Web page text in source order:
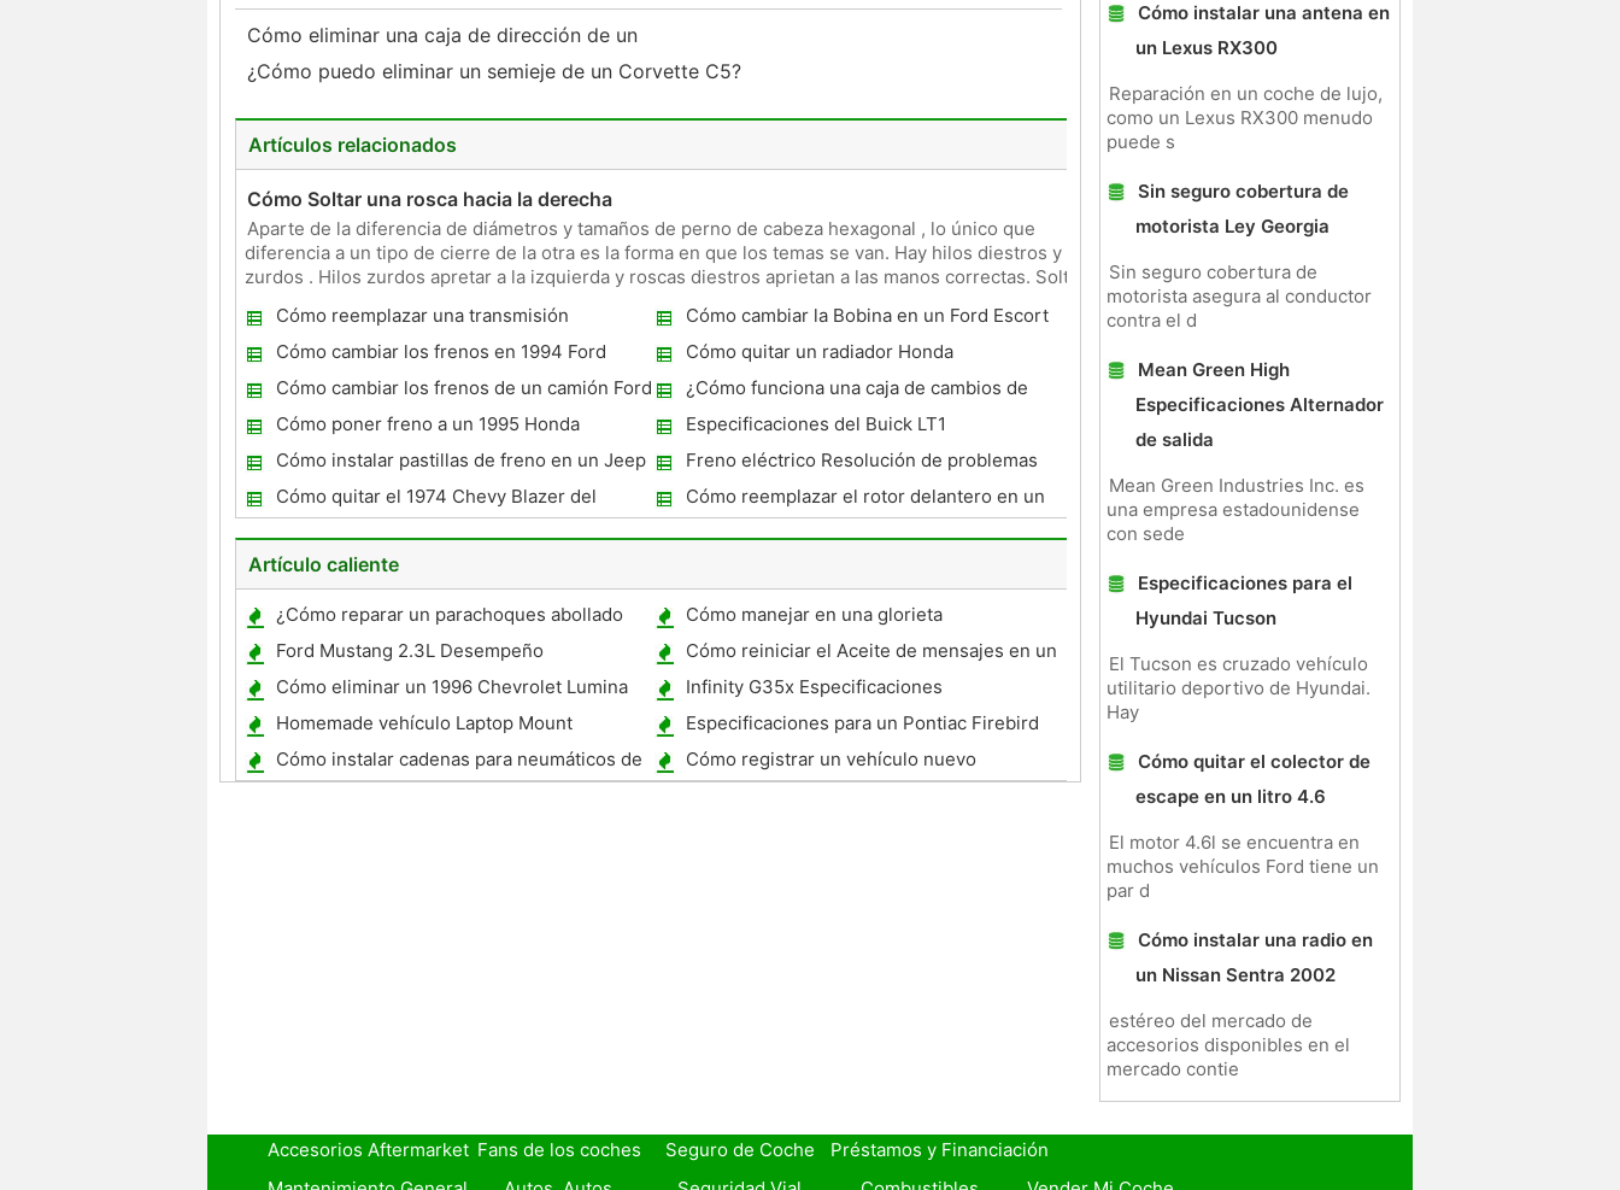
Cómo eliminar una caja de dirección de un
¿Cómo puedo eliminar un semieje de un Corvette C5?
Artículos relacionados
Cómo Soltar una rosca hacia la derecha
Aparte de la diferencia de diámetros y tamaños de perno de cabeza hexagonal , lo único que
diferencia a un tipo de cierre de la otra es la forma en que los temas se van. Hay hilos diestros y
zurdos . Hilos zurdos apretar a la izquierda y roscas diestros aprietan a las manos correctas. Soltar
Cómo reemplazar una transmisión
desembrague Cojinete Manual
Cómo cambiar la Bobina en un Ford Escort
1995
Cómo cambiar los frenos en 1994 Ford
Probe
Cómo quitar un radiador Honda
Cómo cambiar los frenos de un camión Ford
1999
¿Cómo funciona una caja de cambios de
dirección
Cómo poner freno a un 1995 Honda
Especificaciones del Buick LT1
Cómo instalar pastillas de freno en un Jeep
Cherokee 2004
Freno eléctrico Resolución de problemas
Cómo quitar el 1974 Chevy Blazer del
interruptor de encendido en la columna de
dirección
Cómo reemplazar el rotor delantero en un
Hyundai Accent 1999
Artículo caliente
¿Cómo reparar un parachoques abollado
Cómo manejar en una glorieta
Ford Mustang 2.3L Desempeño
Cómo reiniciar el Aceite de mensajes en un
Ford 500
Cómo eliminar un 1996 Chevrolet Lumina
Starter
Infinity G35x Especificaciones
Homemade vehículo Laptop Mount
Especificaciones para un Pontiac Firebird
1979
Cómo instalar cadenas para neumáticos de
camiones grandes
Cómo registrar un vehículo nuevo
Cómo instalar una antena en
un Lexus RX300
Reparación en un coche de lujo,
como un Lexus RX300 menudo
puede s
Sin seguro cobertura de
motorista Ley Georgia
Sin seguro cobertura de
motorista asegura al conductor
contra el d
Mean Green High
Especificaciones Alternador
de salida
Mean Green Industries Inc. es
una empresa estadounidense
con sede
Especificaciones para el
Hyundai Tucson
El Tucson es cruzado vehículo
utilitario deportivo de Hyundai.
Hay
Cómo quitar el colector de
escape en un litro 4.6
El motor 4.6l se encuentra en
muchos vehículos Ford tiene un
par d
Cómo instalar una radio en
un Nissan Sentra 2002
estéreo del mercado de
accesorios disponibles en el
mercado contie
Accesorios Aftermarket Fans de los coches Seguro de Coche
Préstamos y Financiación